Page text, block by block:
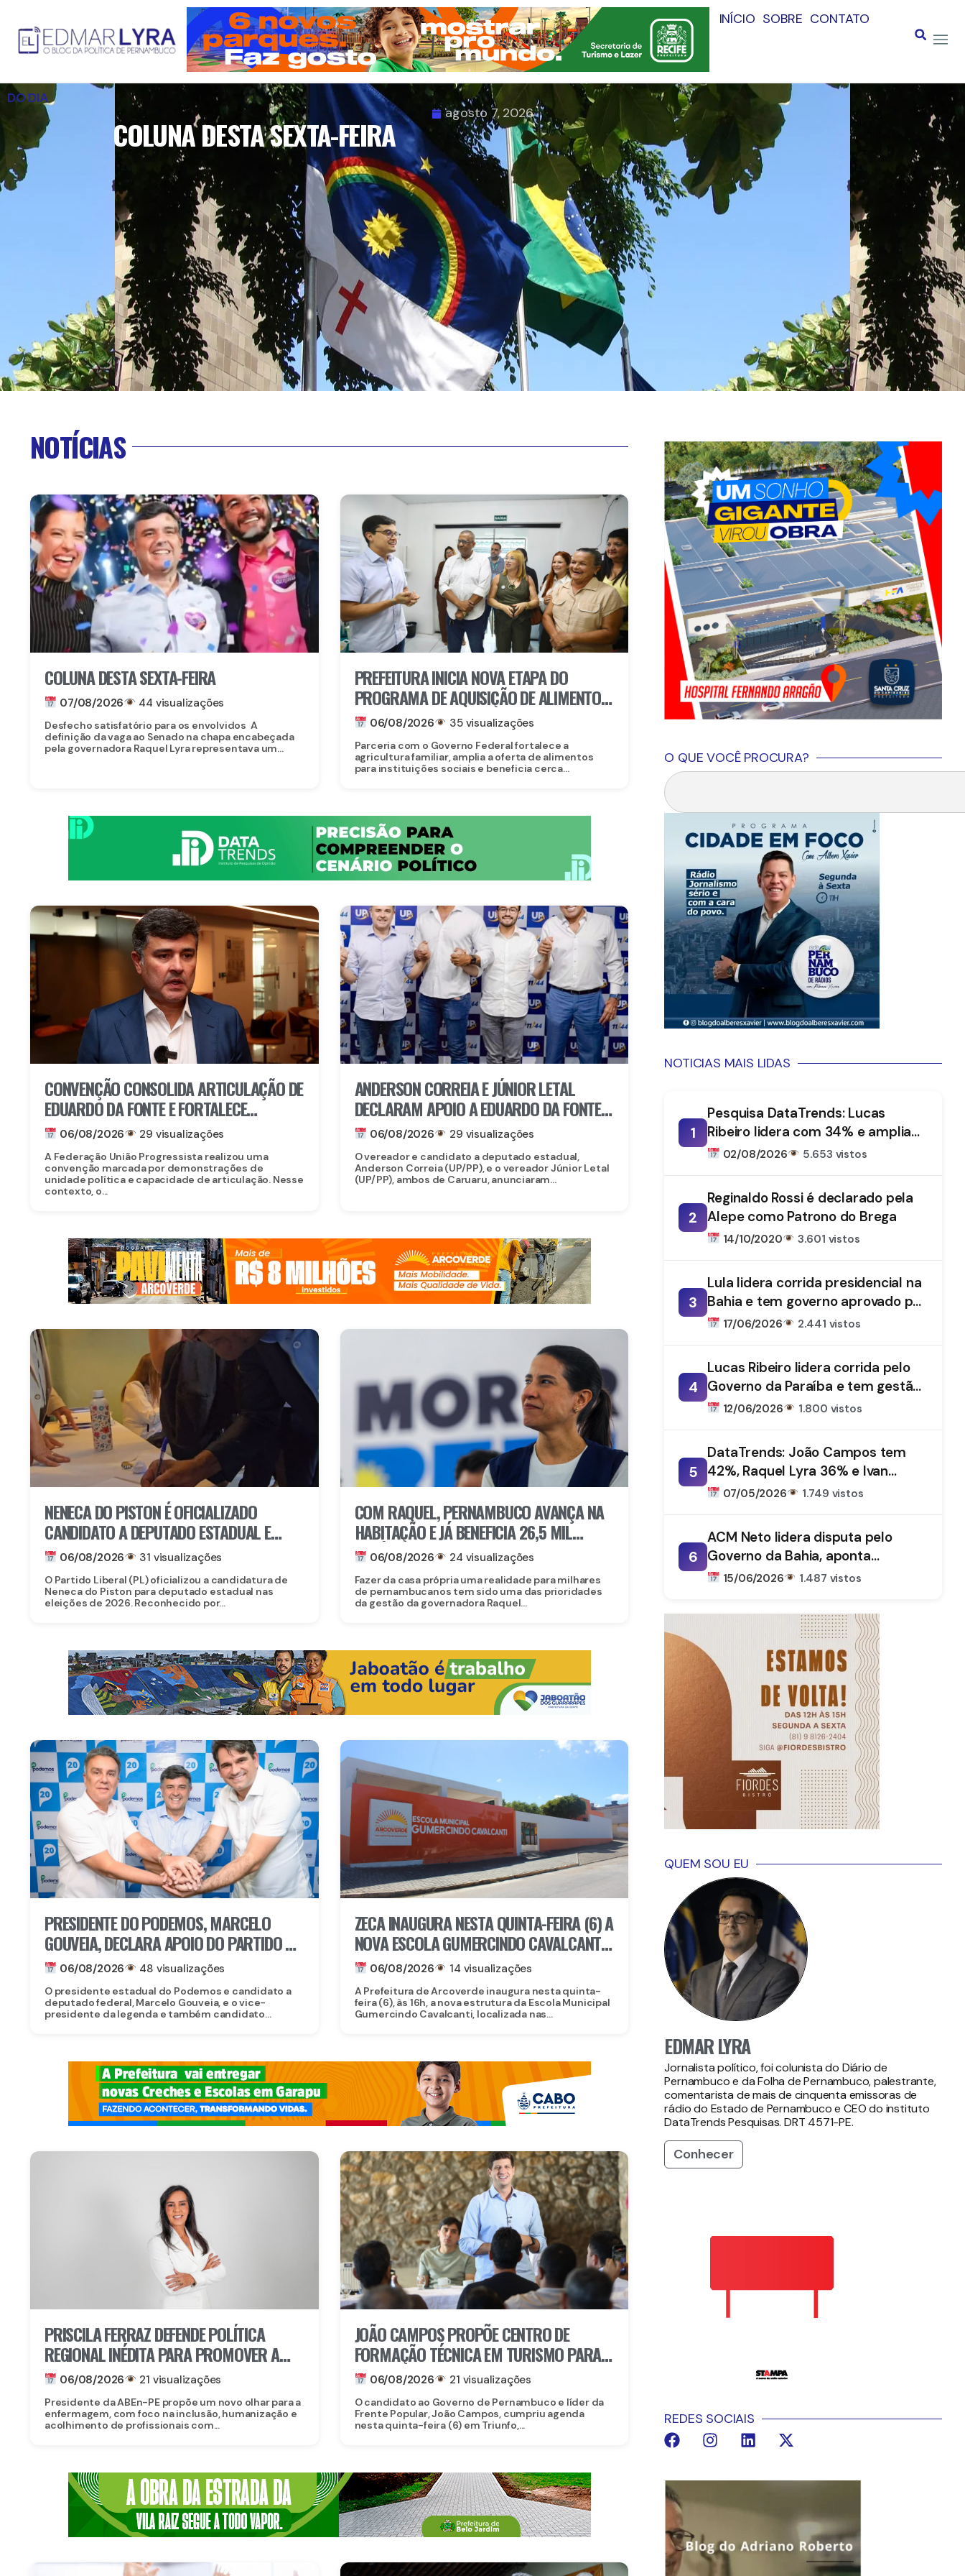
INÍCIO SOBRE CONTATO
DO DIA
agosto 7, 2026
COLUNA DESTA SEXTA-FEIRA
NOTÍCIAS
COLUNA DESTA SEXTA-FEIRA
07/08/2026 44 visualizações
Desfecho satisfatório para os envolvidos A
definição da vaga ao Senado na chapa encabeçada
pela governadora Raquel Lyra representava um...
PREFEITURA INICIA NOVA ETAPA DO
PROGRAMA DE AQUISIÇÃO DE ALIMENTOS
E ANUNCIA CRIAÇÃO DO PAA RECIFE
06/08/2026 35 visualizações
Parceria com o Governo Federal fortalece a
agricultura familiar, amplia a oferta de alimentos
para instituições sociais e beneficia cerca...
CONVENÇÃO CONSOLIDA ARTICULAÇÃO DE
EDUARDO DA FONTE E FORTALECE
PROJETO PARA O SENADO
06/08/2026 29 visualizações
A Federação União Progressista realizou uma
convenção marcada por demonstrações de
unidade política e capacidade de articulação. Nesse
contexto, o...
ANDERSON CORREIA E JÚNIOR LETAL
DECLARAM APOIO A EDUARDO DA FONTE
PARA O SENADO E LULA DA FONTE PARA
DEPUTADO FEDERAL
06/08/2026 29 visualizações
O vereador e candidato a deputado estadual,
Anderson Correia (UP/PP), e o vereador Júnior Letal
(UP/PP), ambos de Caruaru, anunciaram...
NENECA DO PISTON É OFICIALIZADO
CANDIDATO A DEPUTADO ESTADUAL E
FORTALECE CHAPA DO PL EM
PERNAMBUCO
06/08/2026 31 visualizações
O Partido Liberal (PL) oficializou a candidatura de
Neneca do Piston para deputado estadual nas
eleições de 2026. Reconhecido por...
COM RAQUEL, PERNAMBUCO AVANÇA NA
HABITAÇÃO E JÁ BENEFICIA 26,5 MIL
FAMÍLIAS COM O MORAR BEM – ENTRADA
GARANTIDA
06/08/2026 24 visualizações
Fazer da casa própria uma realidade para milhares
de pernambucanos tem sido uma das prioridades
da gestão da governadora Raquel...
PRESIDENTE DO PODEMOS, MARCELO
GOUVEIA, DECLARA APOIO DO PARTIDO À
CANDIDATURA DE EDUARDO DA FONTE AO
SENADO
06/08/2026 48 visualizações
O presidente estadual do Podemos e candidato a
deputado federal, Marcelo Gouveia, e o vice-
presidente da legenda e também candidato...
ZECA INAUGURA NESTA QUINTA-FEIRA (6) A
NOVA ESCOLA GUMERCINDO CAVALCANTI
E AUTORIZA OBRAS DE CALÇAMENTO EM
ARCOVERDE
06/08/2026 14 visualizações
A Prefeitura de Arcoverde inaugura nesta quinta-
feira (6), às 16h, a nova estrutura da Escola Municipal
Gumercindo Cavalcanti, localizada nas...
PRISCILA FERRAZ DEFENDE POLÍTICA
REGIONAL INÉDITA PARA PROMOVER A
INCLUSÃO DE ENFERMEIROS PCDS E
ATÍPICOS EM PERNAMBUCO
06/08/2026 21 visualizações
Presidente da ABEn-PE propõe um novo olhar para a
enfermagem, com foco na inclusão, humanização e
acolhimento de profissionais com...
JOÃO CAMPOS PROPÕE CENTRO DE
FORMAÇÃO TÉCNICA EM TURISMO PARA
FORTALECER TRIUNFO
06/08/2026 21 visualizações
O candidato ao Governo de Pernambuco e líder da
Frente Popular, João Campos, cumpriu agenda
nesta quinta-feira (6) em Triunfo,...
O QUE VOCÊ PROCURA?
NOTICIAS MAIS LIDAS
1
Pesquisa DataTrends: Lucas
Ribeiro lidera com 34% e amplia
vantagem na disputa pelo
02/08/2026 5.653 vistos
2
Reginaldo Rossi é declarado pela
Alepe como Patrono do Brega
14/10/2020 3.601 vistos
3
Lula lidera corrida presidencial na
Bahia e tem governo aprovado por
61%, aponta DataTrends
17/06/2026 2.441 vistos
4
Lucas Ribeiro lidera corrida pelo
Governo da Paraíba e tem gestão
aprovada por 66%, aponta
12/06/2026 1.800 vistos
5
DataTrends: João Campos tem
42%, Raquel Lyra 36% e Ivan
Moraes 1%
07/05/2026 1.749 vistos
6
ACM Neto lidera disputa pelo
Governo da Bahia, aponta
DataTrends
15/06/2026 1.487 vistos
QUEM SOU EU
EDMAR LYRA
Jornalista político, foi colunista do Diário de
Pernambuco e da Folha de Pernambuco, palestrante,
comentarista de mais de cinquenta emissoras de
rádio do Estado de Pernambuco e CEO do instituto
DataTrends Pesquisas. DRT 4571-PE.
Conhecer
REDES SOCIAIS